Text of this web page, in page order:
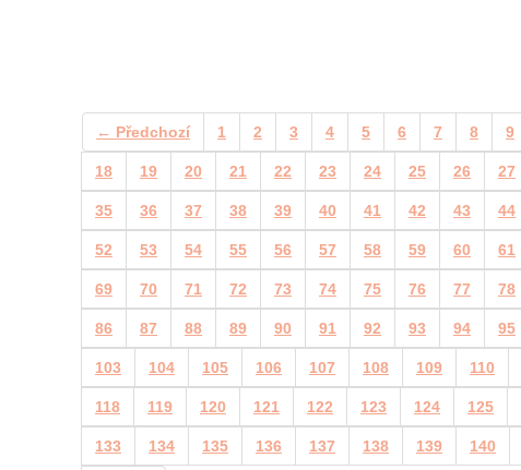
← Předchozí 1 2 3 4 5 6 7 8 9
18 19 20 21 22 23 24 25 26 27
35 36 37 38 39 40 41 42 43 44
52 53 54 55 56 57 58 59 60 61
69 70 71 72 73 74 75 76 77 78
86 87 88 89 90 91 92 93 94 95
103 104 105 106 107 108 109 110
118 119 120 121 122 123 124 125
133 134 135 136 137 138 139 140